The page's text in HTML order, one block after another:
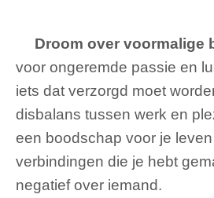
Droom over voormalige
voor ongeremde passie en
iets dat verzorgd moet
disbalans tussen werk en
een boodschap voor je
verbindingen die je hebt
negatief over iemand.